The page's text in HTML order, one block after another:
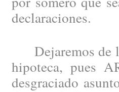
declaraciones.
Dejaremos de
hipoteca, pues
desgraciado